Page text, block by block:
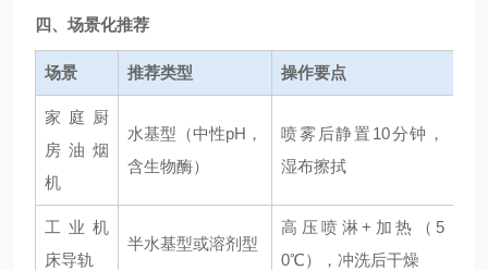
四、场景化推荐
场景 推荐类型 操作要点
家庭厨
房油烟
机
水基型（中性pH，
含生物酶）
喷雾后静置10分钟，
湿布擦拭
工业机
床导轨
半水基型或溶剂型
高压喷淋+加热（5
0℃），冲洗后干燥